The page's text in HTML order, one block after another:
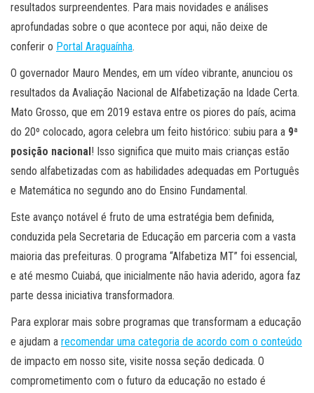
resultados surpreendentes. Para mais novidades e análises
aprofundadas sobre o que acontece por aqui, não deixe de
conferir o Portal Araguaínha.
O governador Mauro Mendes, em um vídeo vibrante, anunciou os
resultados da Avaliação Nacional de Alfabetização na Idade Certa.
Mato Grosso, que em 2019 estava entre os piores do país, acima
do 20º colocado, agora celebra um feito histórico: subiu para a 9ª
posição nacional! Isso significa que muito mais crianças estão
sendo alfabetizadas com as habilidades adequadas em Português
e Matemática no segundo ano do Ensino Fundamental.
Este avanço notável é fruto de uma estratégia bem definida,
conduzida pela Secretaria de Educação em parceria com a vasta
maioria das prefeituras. O programa “Alfabetiza MT” foi essencial,
e até mesmo Cuiabá, que inicialmente não havia aderido, agora faz
parte dessa iniciativa transformadora.
Para explorar mais sobre programas que transformam a educação
e ajudam a recomendar uma categoria de acordo com o conteúdo
de impacto em nosso site, visite nossa seção dedicada. O
comprometimento com o futuro da educação no estado é